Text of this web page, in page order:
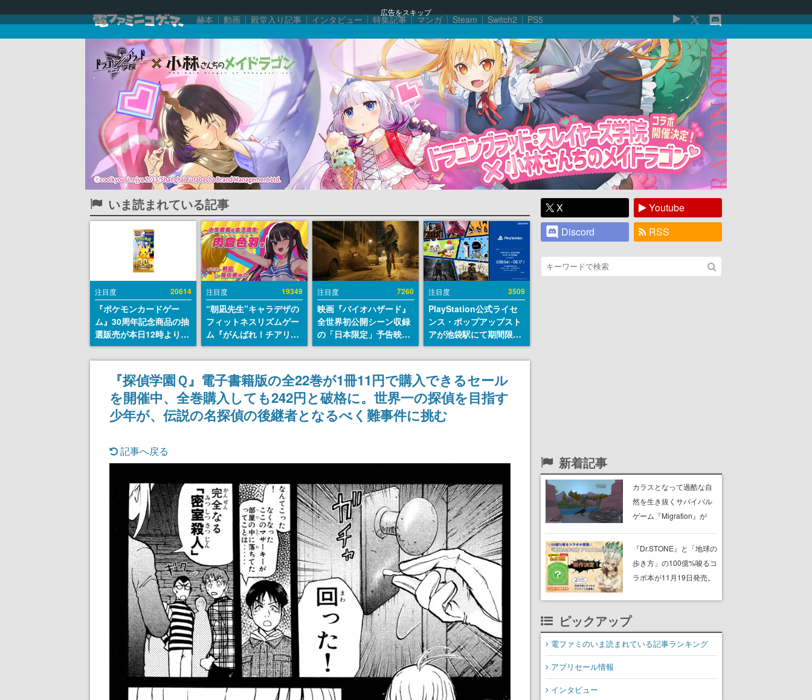
広告をスキップ
赫本 動画 殿堂入り記事 インタビュー 特集記事 マンガ Steam Switch2 PS5
いま読まれている記事
注目度 20614
『ポケモンカードゲー
ム』30周年記念商品の抽
選販売が本日12時より開
始。拡張パック「30th
CELEBRATION」のボッ
クスに、「プレミアムデ
ッキセット エーフィ・ブ
ラッキー」
「FUTURISTIC BOX」の
計3商品
注目度 19349
“朝凪先生”キャラデザの
フィットネスリズムゲー
ム『がんばれ！チアリズ
ム』Steamストアページ
が公開。キャラクターの
CVは陽向葵ゅかさん
注目度 7260
映画『バイオハザード』
全世界初公開シーン収録
の「日本限定」予告映像
が解禁。バイオの日（8
月10日）にあわせて、
「ラクーンシティ総合病
院」へ行く配達人の姿が
披露
注目度 3509
PlayStation公式ライセ
ンス・ポップアップスト
アが池袋駅にて期間限定
で開催。夏のアパレルや
『ブラッドボーン』の新
作アイテムが登場
『探偵学園Ｑ』電子書籍版の全22巻が1冊11円で購入できるセール
を開催中、全巻購入しても242円と破格に。世界一の探偵を目指す
少年が、伝説の名探偵の後継者となるべく難事件に挑む
記事へ戻る
X
Youtube
Discord
RSS
新着記事
カラスとなって過酷な自
然を生き抜くサバイバル
ゲーム『Migration』が
開。空腹、休息などを管
理しながら、命を狙って
くる危険な捕食者から逃
『Dr.STONE』と「地球の
歩き方」の100億%唆るコ
ラボ本が11月19日発売。
ピックアップ
電ファミのいま読まれている記事ランキング
アプリセール情報
インタビュー